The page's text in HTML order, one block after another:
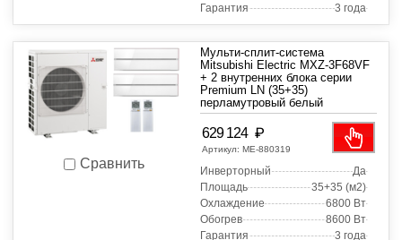
Гарантия
3 года
Сравнить
Мульти-сплит-система
Mitsubishi Electric MXZ-3F68VF
+ 2 внутренних блока серии
Premium LN (35+35)
перламутровый белый
629 124 ₽
Артикул: МЕ-880319
Инверторный
Да
Площадь
35+35 (м2)
Охлаждение
6800 Вт
Обогрев
8600 Вт
Гарантия
3 года